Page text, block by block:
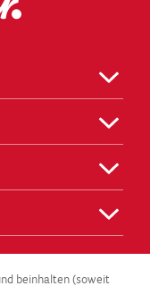
beinhalten (soweit